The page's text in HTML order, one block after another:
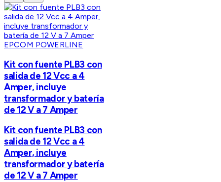
EPCOM POWERLINE
Kit con fuente PLB3 con
salida de 12 Vcc a 4
Amper, incluye
transformador y batería
de 12 V a 7 Amper
Kit con fuente PLB3 con
salida de 12 Vcc a 4
Amper, incluye
transformador y batería
de 12 V a 7 Amper